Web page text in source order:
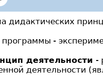
дидактических
программы -
деятельности -
деятельности